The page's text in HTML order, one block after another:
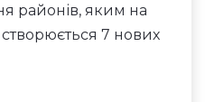
районів, яким на
створюється 7 нових